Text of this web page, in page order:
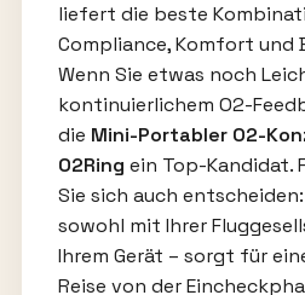
liefert die beste
Compliance, Komfort und
Wenn Sie etwas noch
kontinuierlichem O2-
die Mini-Portabler O2-
O2Ring ein Top-Kandidat.
Sie sich auch
sowohl mit Ihrer
Ihrem Gerät – sorgt für
Reise von der